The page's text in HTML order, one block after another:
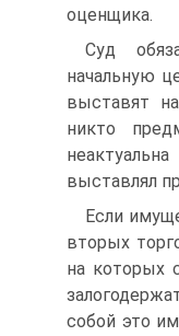
оценщика.
Суд
начальную
выставят
никто
выставлял
Если
вторых
на которых
собой это